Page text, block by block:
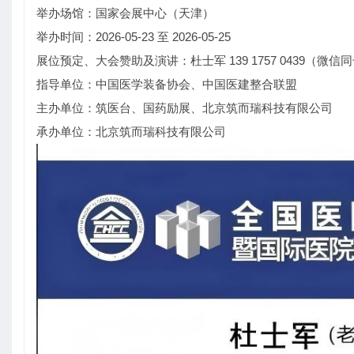
举办场馆：国家会展中心（天津）
举办时间：2026-05-23 至 2026-05-25
展位预定、大会赞助及演讲：杜士军 139 1757 0439（微信
指导单位：中国医学装备协会、中国医建整合联盟
主办单位：筑医台、国药励展、北京筑而瑞科技有限公司
承办单位：北京筑而瑞科技有限公司